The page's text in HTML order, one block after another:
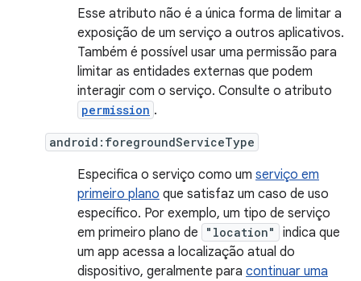
Esse atributo não é a única forma de limitar a
exposição de um serviço a outros aplicativos.
Também é possível usar uma permissão para
limitar as entidades externas que podem
interagir com o serviço. Consulte o atributo
permission .
android:foregroundServiceType
Especifica o serviço como um serviço em
primeiro plano que satisfaz um caso de uso
específico. Por exemplo, um tipo de serviço
em primeiro plano de
"location"
indica que
um app acessa a localização atual do
dispositivo, geralmente para continuar uma